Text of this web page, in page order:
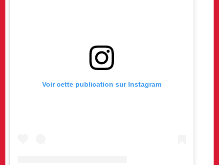
Voir cette publication sur Instagram